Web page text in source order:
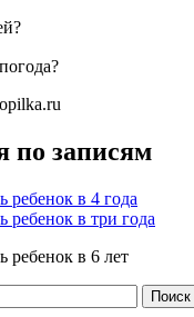
по записям
ребенок в 4 года
ребенок в три года
ребенок в 6 лет